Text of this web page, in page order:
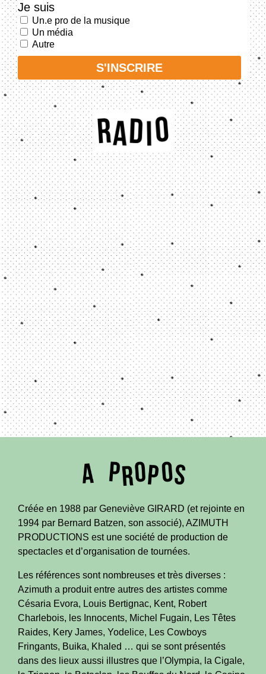
Je suis
Un.e pro de la musique
Un média
Autre
S'INSCRIRE
Créée en 1988 par Geneviève GIRARD (et rejointe en
1994 par Bernard Batzen, son associé), AZIMUTH
PRODUCTIONS est une société de production de
spectacles et d’organisation de tournées.
Les références sont nombreuses et très diverses :
Azimuth a produit entre autres des artistes comme
Césaria Evora, Louis Bertignac, Kent, Robert
Charlebois, les Innocents, Michel Fugain, Les Têtes
Raides, Kery James, Yodelice, Les Cowboys
Fringants, Buika, Khaled … qui se sont présentés
dans des lieux aussi illustres que l’Olympia, la Cigale,